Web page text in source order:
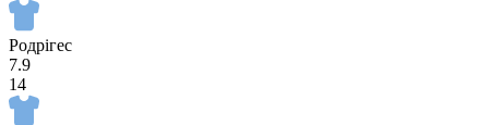
Родрігес
7.9
14